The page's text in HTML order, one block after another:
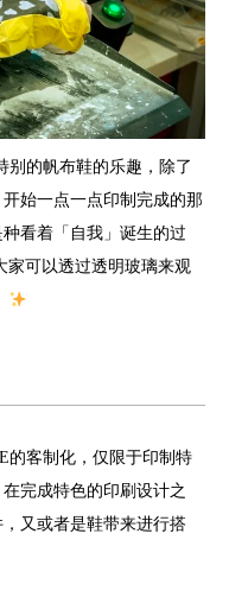
别的帆布鞋的乐趣，除了
始一点一点印制完成的那
看着「自我」诞生的过
家可以透过透明玻璃来观
的客制化，仅限于印制特
完成特色的印刷设计之
又或者是鞋带来进行搭